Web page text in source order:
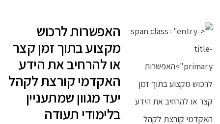
האפשרות לרכוש
מקצוע בתוך זמן קצר
או להרחיב את הידע
האקדמי קורצת לקהל
יעד מגוון שמתעניין
בלימודי תעודה